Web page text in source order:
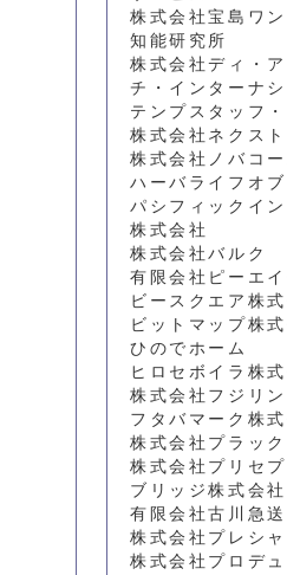
株式会社宝島ワ
知能研究所
株式会社ディ・
チ・インターナ
テンプスタッフ
株式会社ネクスト
株式会社ノバコ
ハーバライフオ
パシフィックイ
株式会社
株式会社バルク
有限会社ピーエ
ビースクエア株式
ビットマップ株式
ひのでホーム
ヒロセボイラ株式
株式会社フジリン
フタバマーク株式
株式会社プラック
株式会社プリセプ
ブリッジ株式会社
有限会社古川急送
株式会社プレシャ
株式会社プロデ